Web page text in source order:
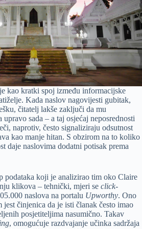
kao kratki spoj između informacijske
Kada naslov nagovijesti gubitak,
čitatelj lakše zaključi da mu
sada – a taj osjećaj neposrednosti
naprotiv, često signaliziraju odsutnost
kao manje hitan. S obzirom na to koliko
daje naslovima dodatni potisak prema
podataka koji je analizirao tim oko Claire
klikova – tehnički, mjeri se click-
naslova na portalu Upworthy. Ono
činjenica da je isti članak često imao
posjetiteljima nasumično. Takav
, omogućuje razdvajanje učinka sadržaja